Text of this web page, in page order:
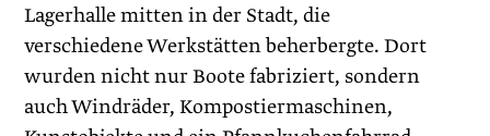
Lagerhalle mitten in der Stadt, die
verschiedene Werkstätten beherbergte. Dort
wurden nicht nur Boote fabriziert, sondern
auch Windräder, Kompostiermaschinen,